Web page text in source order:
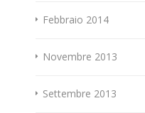
Febbraio 2014
Novembre 2013
Settembre 2013